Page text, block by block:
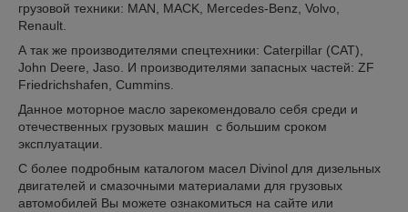
грузовой техники: MAN, MACK, Mercedes-Benz, Volvo,
Renault.
А так же производителями спецтехники: Caterpillar (CAT),
John Deere, Jaso. И производителями запасных частей: ZF
Friedrichshafen, Cummins.
Данное моторное масло зарекомендовало себя среди и
отечественных грузовых машин с большим сроком
эксплуатации.
С более подробным каталогом масел Divinol для дизельных
двигателей и смазочными материалами для грузовых
автомобилей Вы можете ознакомиться на сайте или